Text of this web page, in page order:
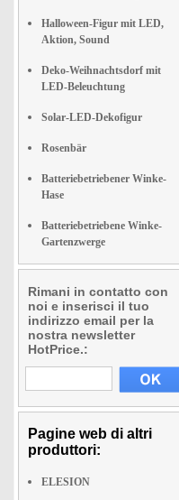
Halloween-Figur mit LED,
Aktion, Sound
Deko-Weihnachtsdorf mit
LED-Beleuchtung
Solar-LED-Dekofigur
Rosenbär
Batteriebetriebener Winke-
Hase
Batteriebetriebene Winke-
Gartenzwerge
Rimani in contatto con
noi e inserisci il tuo
indirizzo email per la
nostra newsletter
HotPrice.:
Pagine web di altri
produttori:
ELESION